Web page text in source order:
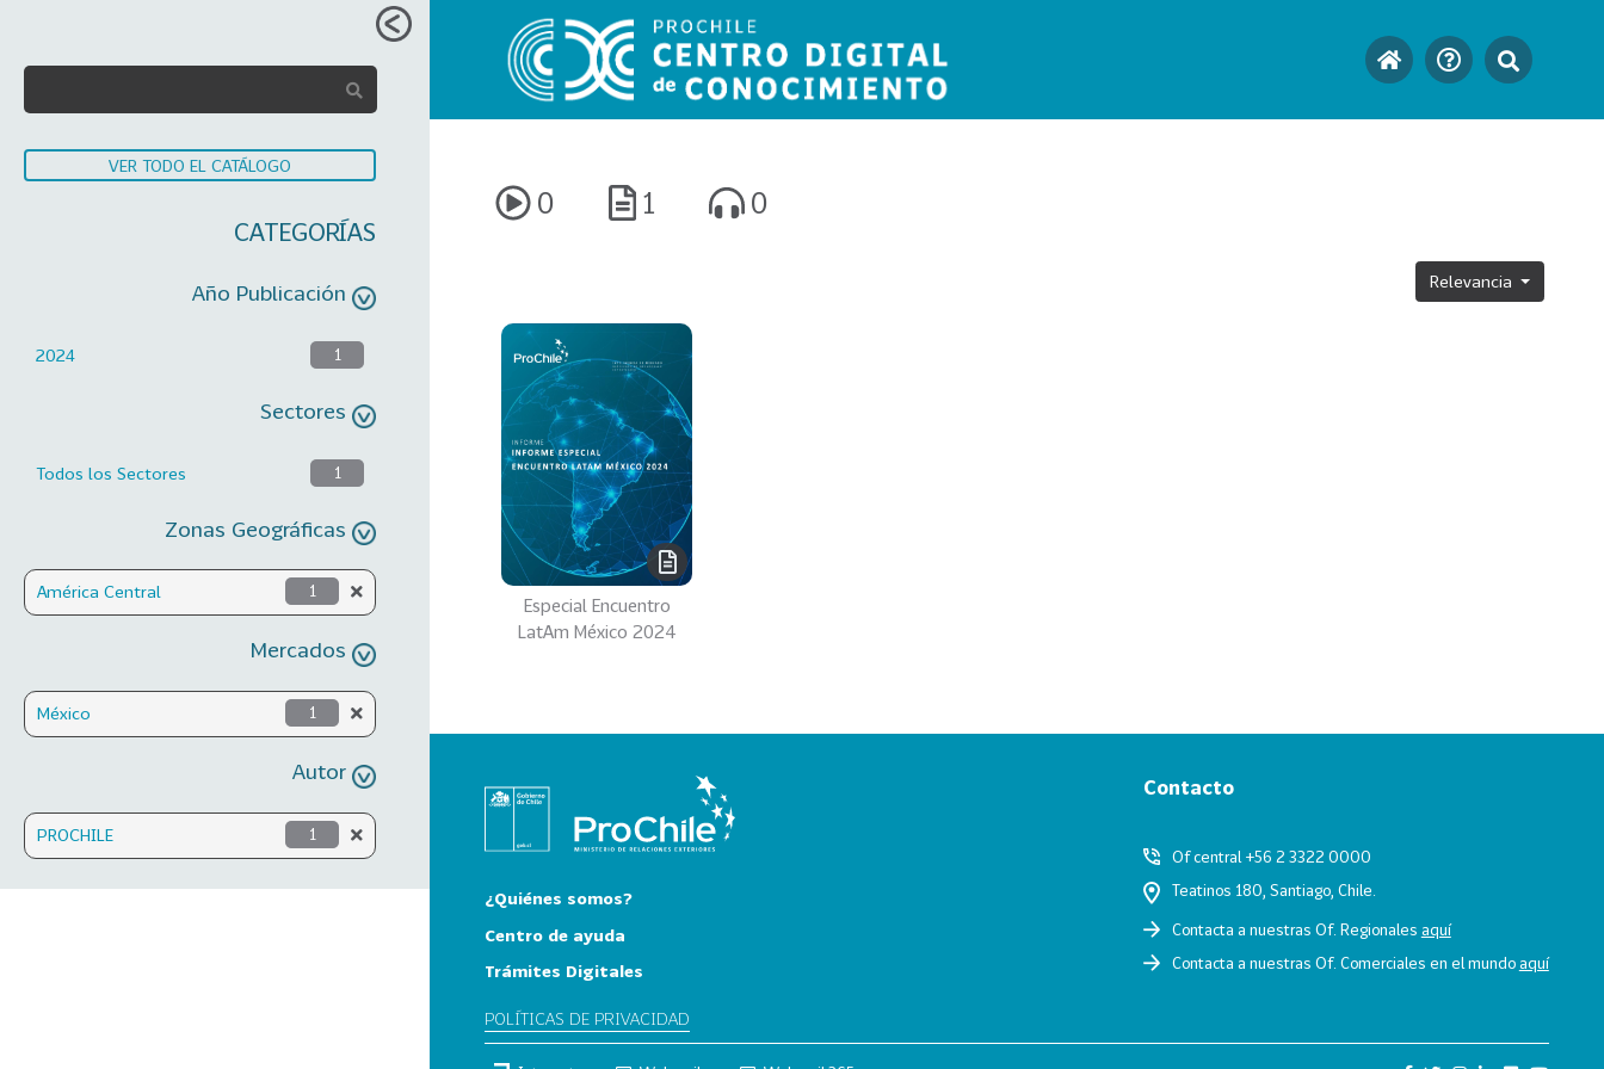
VER TODO EL CATÁLOGO
CATEGORÍAS
Año Publicación
2024 1
Sectores
Todos los Sectores 1
Zonas Geográficas
América Central 1
Mercados
México 1
Autor
PROCHILE 1
0 1 0
Relevancia
Especial Encuentro
LatAm México 2024
¿Quiénes somos?
Centro de ayuda
Trámites Digitales
POLÍTICAS DE PRIVACIDAD
Contacto
Of central +56 2 3322 0000
Teatinos 180, Santiago, Chile.
Contacta a nuestras Of. Regionales aquí
Contacta a nuestras Of. Comerciales en el mundoaquí